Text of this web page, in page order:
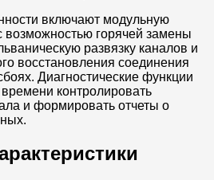
включают модульную
возможностью горячей замены
развязку каналов и
восстановления соединения
Диагностические функции
контролировать
и формировать отчеты о